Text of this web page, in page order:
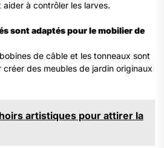
à contrôler les larves.​
sont adaptés pour le mobilier de
de câble et les tonneaux sont
des meubles de jardin originaux
artistiques pour attirer la